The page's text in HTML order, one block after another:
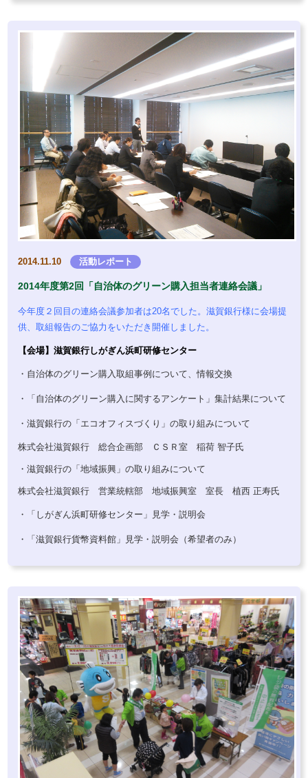
2014.11.10 活動レポート
2014年度第2回「自治体のグリーン購入担当者連絡会議」
今年度２回目の連絡会議参加者は20名でした。 滋賀銀行様に会場提
供、取組報告のご協力をいただき開催しました。
【会場】滋賀銀行しがぎん浜町研修センター
・自治体のグリーン購入取組事例について、情報交換
・ 「自治体のグリーン購入に関するアンケート」集計結果について
・滋賀銀行の「エコオフィスづくり」の取り組みについて
株式会社滋賀銀行 総合企画部 ＣＳＲ室 稲荷 智子氏
・滋賀銀行の「地域振興」の取り組みについて
株式会社滋賀銀行 営業統轄部 地域振興室 室長 植西 正寿氏
・「しがぎん浜町研修センター」見学・説明会
・ 「滋賀銀行貨幣資料館」見学・説明会（希望者のみ）